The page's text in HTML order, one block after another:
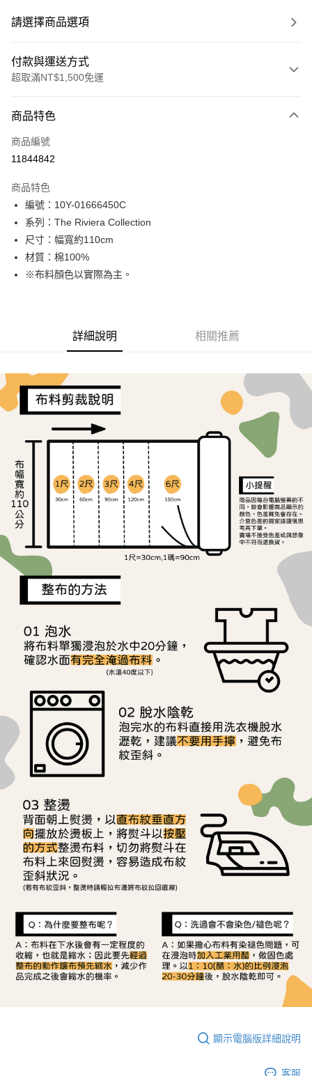
請選擇商品選項
付款與運送方式
超取滿NT$1,500免運
信用卡一次付款
超商取貨付款
Apple Pay
街口支付
Google Pay
AFTEE先享後付
１．簡單：不需註冊會員、不需綁卡、不需儲值。
３．安心：先確認商品／服務後，再付款。
【「AFTEE先享後付」結帳流程】
１．於結帳方式選擇「AFTEE先享後付」後，將跳轉至「AFTEE先享後付」
結帳頁面，進行簡訊認證並確認金額後，即可完成結帳。
２．訂單成立數日內，您將收到繳費通知簡訊。
３．收到繳費通知簡訊後14天內，點擊此簡訊中的連結，可透過四大超商／
ATM／網路銀行／等多元方式進行付款，方視為交易完成。
※ 請注意：結帳手續完成當下不需立刻繳費，但若您需要取消訂單，請聯絡
購買商品的店家。未經商家同意取消之訂單仍視為有效，需透過AFTEE先享
後付繳納相關費用。
※ 交易是否成功請以「AFTEE先享後付 」之結帳頁面顯示為準，若有關於
是否繳費成功／繳費後需取消欲退款等相關疑問，請聯繫「AFTEE先享後付
客戶支援中心」 https://netprotections.freshdesk.com/support/home
【注意事項】
１．透過由恩沛科技股份有限公司提供之「AFTEE先享後付」服務完成之交
易，需依本服務之必要範圍內提供個人資料，並將交易相關給付款項請求債
權轉讓予恩沛科技股份有限公司。
https://aftee.tw/terms/#terms3
３．未成年的使用者請事先徵得法定代理人或監護人之同意方可使用
「AFTEE先享後付」，若未經同意申辦者引起之損失，本公司不負相關責
任。
４．使用「AFTEE先享後付」時，將依據個別帳號之用戶狀況，依本公司即
時審查核予不同之上限額度；若仍有額度不足之情形，本公司將視審查結果
請求用戶進行身份認證。
５．嚴禁一人註冊多個帳號或使用他人資訊註冊。若發現惡意使用之情形，
恩沛科技股份有限公司將有權停止該用戶之使用額度並採取法律行動。
全家取貨付款
每筆NT$65，滿NT$1,500(含以上)免運費
每筆NT$65，滿NT$1,500(含以上)免運費
宅配
每筆NT$150，滿NT$1,500(含以上)免運費
離島宅配
每筆NT$240
商品特色
商品編號
11844842
商品特色
編號：10Y-01666450C
系列：The Riviera Collection
尺寸：幅寬約110cm
材質：棉100%
※布料顏色以實際為主。
詳細說明 相關推薦
顯示電腦版詳細說明
客服